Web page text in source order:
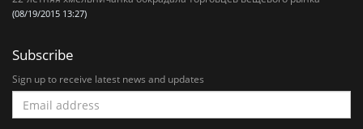
(08/19/2015 13:27)
Subscribe
Sign up to receive latest news and updates